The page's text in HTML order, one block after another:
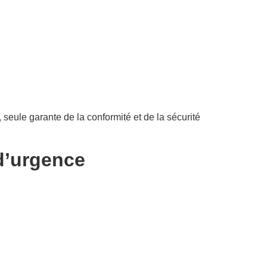
seule garante de la conformité et de la sécurité